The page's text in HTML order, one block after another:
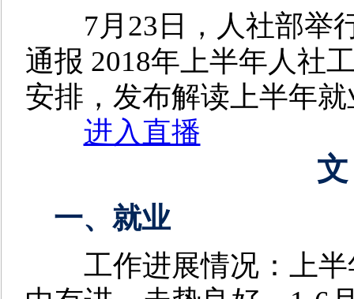
7月23日， 人社部举
通报 2018年上半年人社
安排，发布解读上半年
进入直播
一、就业
工作进展情况：
上